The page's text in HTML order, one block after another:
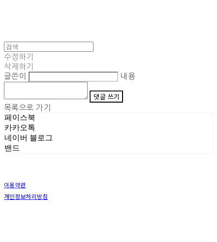
수정하기
삭제하기
글쓴이
내용
댓글 쓰기
목록으로 가기
페이스북
카카오톡
네이버 블로그
밴드
이용약관
개인정보처리방침